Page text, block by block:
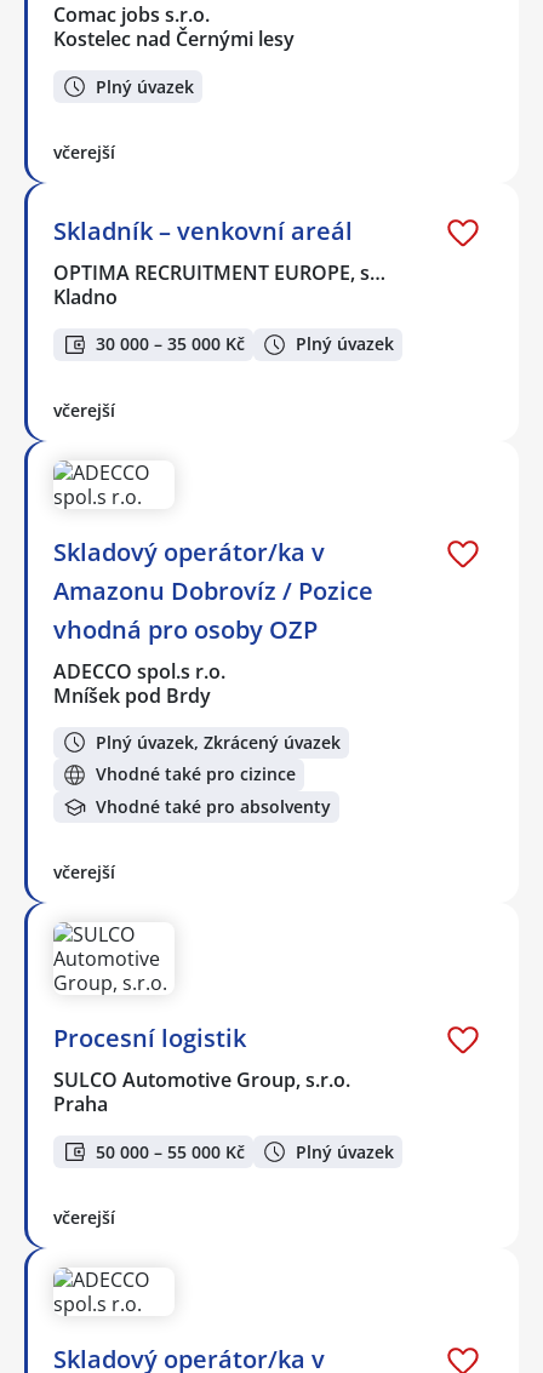
Comac jobs s.r.o.
Kostelec nad Černými lesy
Plný úvazek
včerejší
Skladník – venkovní areál
OPTIMA RECRUITMENT EUROPE, s…
Kladno
30 000 – 35 000 Kč Plný úvazek
včerejší
Skladový operátor/ka v
Amazonu Dobrovíz / Pozice
vhodná pro osoby OZP
ADECCO spol.s r.o.
Mníšek pod Brdy
Plný úvazek, Zkrácený úvazek
Vhodné také pro cizince
Vhodné také pro absolventy
včerejší
Procesní logistik
SULCO Automotive Group, s.r.o.
Praha
50 000 – 55 000 Kč Plný úvazek
včerejší
Skladový operátor/ka v